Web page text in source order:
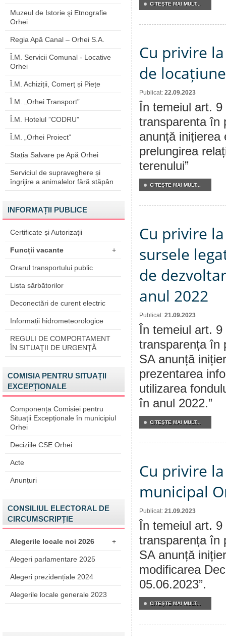
Muzeul de Istorie şi Etnografie
Orhei
Regia Apă Canal – Orhei S.A.
Î.M. Servicii Comunal - Locative
Orhei
Î.M. Achiziții, Comerț și Piețe
Î.M. „Orhei Transport”
Î.M. Hotelul ”CODRU”
Î.M. „Orhei Proiect”
Stația Salvare pe Apă Orhei
Serviciul de supraveghere și
îngrijire a animalelor fără stăpân
INFORMAȚII PUBLICE
Certificate și Autorizații
Funcții vacante +
Orarul transportului public
Lista sărbătorilor
Deconectări de curent electric
Informații hidrometeorologice
REGULI DE COMPORTAMENT
ÎN SITUAŢII DE URGENŢĂ
COMISIA PENTRU SITUAȚII
EXCEPȚIONALE
Componența Comisiei pentru
Situații Excepționale în municipiul
Orhei
Deciziile CSE Orhei
Acte
Anunțuri
CONSILIUL ELECTORAL DE
CIRCUMSCRIPȚIE
Alegerile locale noi 2026 +
Alegeri parlamentare 2025
Alegeri prezidențiale 2024
Alegerile locale generale 2023
CITEŞTE MAI MULT...
Cu privire
de
Publicat: 22.09.2023
În temeiul art.
transparenta în
anunță inițierea
prelungirea
terenului”
CITEŞTE MAI MULT...
Cu privire
sursele
de
anul 2022
Publicat: 21.09.2023
În temeiul art.
transparența în
SA anunță
prezentarea
utilizarea
în anul 2022.”
CITEŞTE MAI MULT...
Cu privire
municipal
Publicat: 21.09.2023
În temeiul art.
transparența în
SA anunță
modificarea
05.06.2023”.
CITEŞTE MAI MULT...